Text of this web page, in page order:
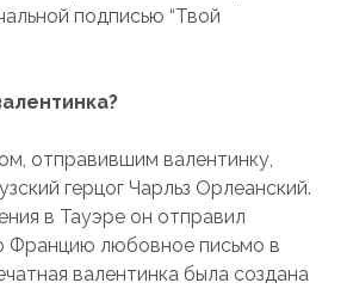
подписью “Твой
отправившим валентинку,
герцог Чарльз Орлеанский.
в Тауэре он отправил
Францию любовное письмо в
валентинка была создана